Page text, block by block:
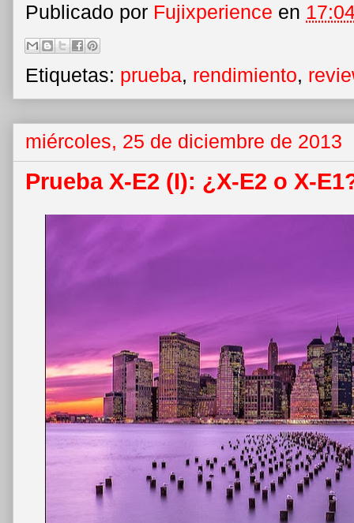
Publicado por Fujixperience en
Etiquetas: prueba, rendimiento,
miércoles, 25 de diciembre de 2013
Prueba X-E2 (I): ¿X-E2 o X-